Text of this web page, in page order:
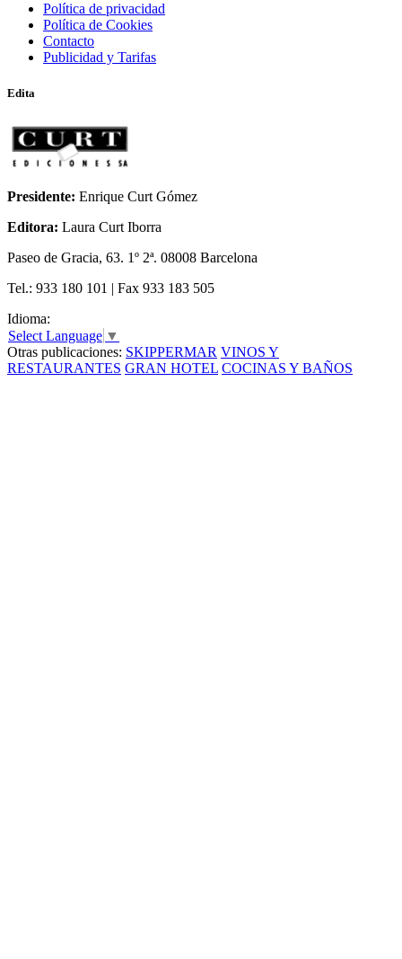
Política de privacidad
Política de Cookies
Contacto
Publicidad y Tarifas
Edita
Presidente: Enrique Curt Gómez
Editora: Laura Curt Iborra
Paseo de Gracia, 63. 1º 2ª. 08008 Barcelona
Tel.: 933 180 101 | Fax 933 183 505
Idioma:
Select Language ▼
Otras publicaciones: SKIPPERMAR VINOS Y
RESTAURANTES GRAN HOTEL COCINAS Y BAÑOS